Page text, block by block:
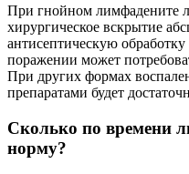
При гнойном лимфадените
хирургическое вскрытие
антисептическую
поражении может
При других формах
препаратами будет
Сколько по времени
норму?